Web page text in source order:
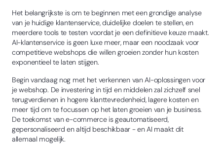
Het belangrijkste is om te beginnen met een grondige analyse
van je huidige klantenservice, duidelijke doelen te stellen, en
meerdere tools te testen voordat je een definitieve keuze maakt.
AI-klantenservice is geen luxe meer, maar een noodzaak voor
competitieve webshops die willen groeien zonder hun kosten
exponentieel te laten stijgen.
Begin vandaag nog met het verkennen van AI-oplossingen voor
je webshop. De investering in tijd en middelen zal zichzelf snel
terugverdienen in hogere klanttevredenheid, lagere kosten en
meer tijd om te focussen op het laten groeien van je business.
De toekomst van e-commerce is geautomatiseerd,
gepersonaliseerd en altijd beschikbaar - en AI maakt dit
allemaal mogelijk.